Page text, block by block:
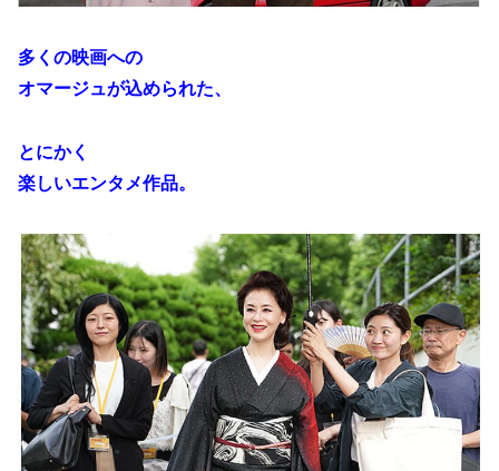
多くの映画への
オマージュが込められた、
とにかく
楽しいエンタメ作品。